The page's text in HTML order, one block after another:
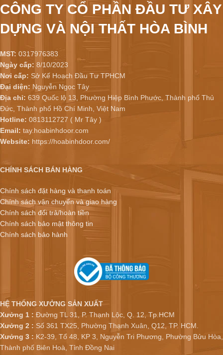
CÔNG TY CỔ PHẦN ĐẦU TƯ XÂY
DỰNG VÀ NỘI THẤT HÒA BÌNH
MST: 0317976383
Ngày cấp: 8/10/2023
Nơi cấp: Sở Kế Hoạch Đầu Tư TPHCM
Đại diện: Nguyễn Ngọc Tây
Địa chỉ: 639 Quốc lộ 13, Phường Hiệp Bình Phước, Thành phố Thủ
Đức, Thành phố Hồ Chí Minh, Việt Nam
Hotline: 0813112727 ( Mr Tây )
Email: tay.hoabinhdoor.com
Website: https://hoabinhdoor.com/
CHÍNH SÁCH BÁN HÀNG
Chính sách đặt hàng và thanh toán
Chính sách vận chuyển và giao hàng
Chính sách đổi trả/hoàn tiền
Chính sách bảo mật thông tin
Chính sách bảo hành
HỆ THỐNG XƯỞNG SẢN XUẤT
Xưởng 1 : Đường TL 31, P. Thạnh Lộc, Q. 12, Tp.HCM
Xưởng 2 : Số 361 TX25, Phường Thạnh Xuân, Q12, TP. HCM.
Xưởng 3 : K2-39, Tổ 48, KP 3, Nguyễn Tri Phương, Phường Bửu Hòa,
Thành phố Biên Hoà, Tỉnh Đồng Nai